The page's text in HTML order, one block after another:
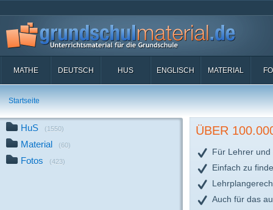
MATHE DEUTSCH HUS ENGLISCH MATERIAL
Startseite
HuS (1550)
Material (60)
Fotos (423)
ÜBER
Für Lehrer und
Einfach zu
Auch für das